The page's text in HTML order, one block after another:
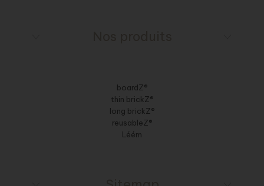
boardZ®
thin brickZ®
long brickZ®
reusableZ®
Léém